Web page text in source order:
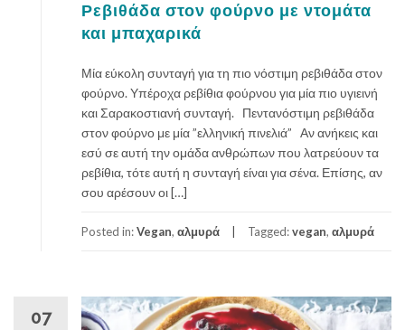
Ρεβιθάδα στον φούρνο με ντομάτα
και μπαχαρικά
Μία εύκολη συνταγή για τη πιο νόστιμη ρεβιθάδα στον
φούρνο. Υπέροχα ρεβίθια φούρνου για μία πιο υγιεινή
και Σαρακοστιανή συνταγή. Πεντανόστιμη ρεβιθάδα
στον φούρνο με μία ”ελληνική πινελιά” Αν ανήκεις και
εσύ σε αυτή την ομάδα ανθρώπων που λατρεύουν τα
ρεβίθια, τότε αυτή η συνταγή είναι για σένα. Επίσης, αν
σου αρέσουν οι […]
Posted in:Vegan, αλμυρά Tagged:vegan, αλμυρά
07